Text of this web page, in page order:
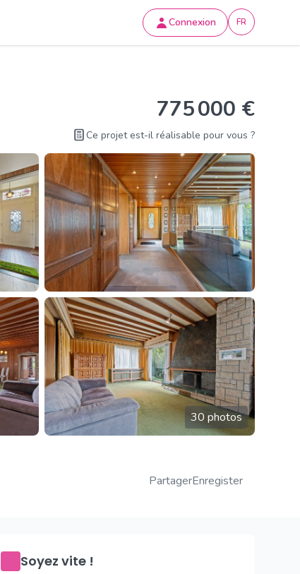
Connexion FR
775 000 €
Ce projet est-il réalisable pour vous ?
30 photos
PartagerEnregister
Soyez vite !